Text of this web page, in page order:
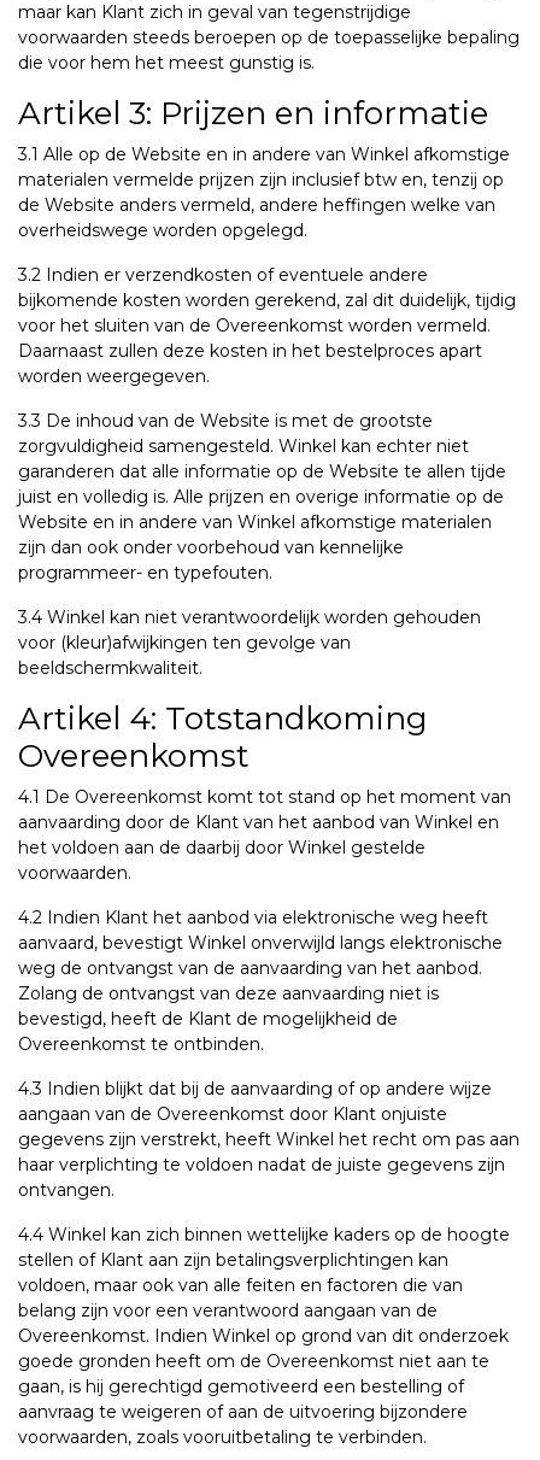
maar kan Klant zich in geval van tegenstrijdige
voorwaarden steeds beroepen op de toepasselijke bepaling
die voor hem het meest gunstig is.
Artikel 3: Prijzen en informatie
3.1 Alle op de Website en in andere van Winkel afkomstige
materialen vermelde prijzen zijn inclusief btw en, tenzij op
de Website anders vermeld, andere heffingen welke van
overheidswege worden opgelegd.
3.2 Indien er verzendkosten of eventuele andere
bijkomende kosten worden gerekend, zal dit duidelijk, tijdig
voor het sluiten van de Overeenkomst worden vermeld.
Daarnaast zullen deze kosten in het bestelproces apart
worden weergegeven.
3.3 De inhoud van de Website is met de grootste
zorgvuldigheid samengesteld. Winkel kan echter niet
garanderen dat alle informatie op de Website te allen tijde
juist en volledig is. Alle prijzen en overige informatie op de
Website en in andere van Winkel afkomstige materialen
zijn dan ook onder voorbehoud van kennelijke
programmeer- en typefouten.
3.4 Winkel kan niet verantwoordelijk worden gehouden
voor (kleur)afwijkingen ten gevolge van
beeldschermkwaliteit.
Artikel 4: Totstandkoming
Overeenkomst
4.1 De Overeenkomst komt tot stand op het moment van
aanvaarding door de Klant van het aanbod van Winkel en
het voldoen aan de daarbij door Winkel gestelde
voorwaarden.
4.2 Indien Klant het aanbod via elektronische weg heeft
aanvaard, bevestigt Winkel onverwijld langs elektronische
weg de ontvangst van de aanvaarding van het aanbod.
Zolang de ontvangst van deze aanvaarding niet is
bevestigd, heeft de Klant de mogelijkheid de
Overeenkomst te ontbinden.
4.3 Indien blijkt dat bij de aanvaarding of op andere wijze
aangaan van de Overeenkomst door Klant onjuiste
gegevens zijn verstrekt, heeft Winkel het recht om pas aan
haar verplichting te voldoen nadat de juiste gegevens zijn
ontvangen.
4.4 Winkel kan zich binnen wettelijke kaders op de hoogte
stellen of Klant aan zijn betalingsverplichtingen kan
voldoen, maar ook van alle feiten en factoren die van
belang zijn voor een verantwoord aangaan van de
Overeenkomst. Indien Winkel op grond van dit onderzoek
goede gronden heeft om de Overeenkomst niet aan te
gaan, is hij gerechtigd gemotiveerd een bestelling of
aanvraag te weigeren of aan de uitvoering bijzondere
voorwaarden, zoals vooruitbetaling te verbinden.